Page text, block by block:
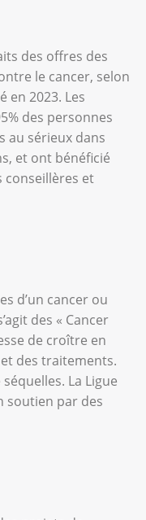
des offres des
le cancer, selon
en 2023. Les
des personnes
au sérieux dans
et ont bénéficié
conseillères et
d’un cancer ou
des « Cancer
de croître en
des traitements.
La Ligue
soutien par des